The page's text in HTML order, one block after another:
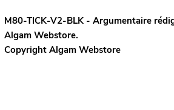
M80-TICK-V2-BLK - Argumentaire
Algam Webstore.
Copyright Algam Webstore